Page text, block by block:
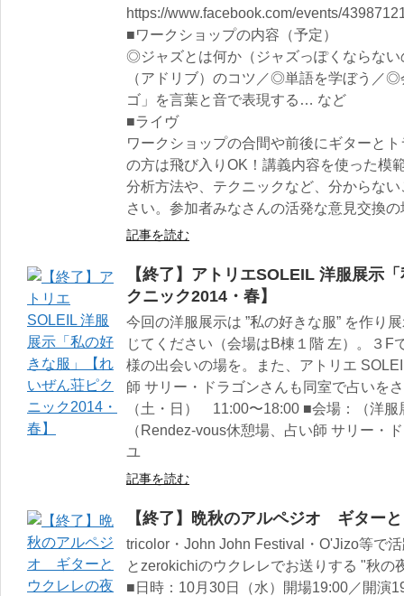
https://www.facebook.com/events/
■ワークショップの内容（予定）
◎ジャズとは何か（ジャズっぽくならな
（アドリブ）のコツ／◎単語を学ぼう／
ゴ」を言葉と音で表現する… など
■ライヴ
ワークショップの合間や前後にギターと
の方は飛び入りOK！講義内容を使った模
分析方法や、テクニックなど、分からな
さい。参加者みなさんの活発な意見交換
記事を読む
【終了】アトリエSOLEIL 洋服展示
クニック2014・春】
今回の洋服展示は ”私の好きな服” を作り
じてください（会場はB棟１階 左）。３F
様の出会いの場を。また、アトリエ
師 サリー・ドラゴンさんも同室で占いを
（土・日） 11:00〜18:00 ■会場：（洋
（Rendez-vous休憩場、占い師 サリー・
ユ
記事を読む
【終了】晩秋のアルペジオ ギター
tricolor・John John Festival・O'Jizo等で
とzerokichiのウクレレでお送りする "秋の
■日時：10月30日（水）開場19:00／開演